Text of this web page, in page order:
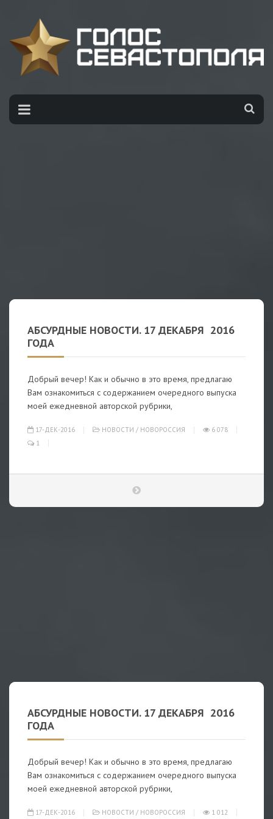
АБСУРДНЫЕ НОВОСТИ. 17 ДЕКАБРЯ 2016
ГОДА
Добрый вечер! Как и обычно в это время, предлагаю
Вам ознакомиться с содержанием очередного выпуска
моей ежедневной авторской рубрики,
17-ДЕК-2016 НОВОСТИ / НОВОРОССИЯ
6 078
1
АБСУРДНЫЕ НОВОСТИ. 17 ДЕКАБРЯ 2016
ГОДА
Добрый вечер! Как и обычно в это время, предлагаю
Вам ознакомиться с содержанием очередного выпуска
моей ежедневной авторской рубрики,
17-ДЕК-2016 НОВОСТИ / НОВОРОССИЯ 1 012